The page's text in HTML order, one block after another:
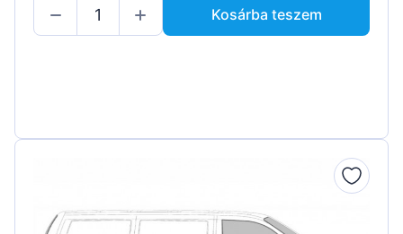
Kosárba teszem